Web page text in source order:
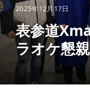
2025年12月17日
表参道
ラオケ懇